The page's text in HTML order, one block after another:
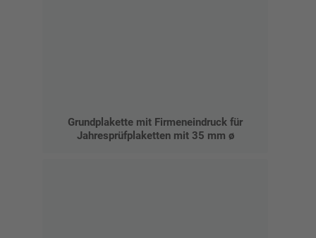
Grundplakette mit Firmeneindruck für
Jahresprüfplaketten mit 35 mm ø